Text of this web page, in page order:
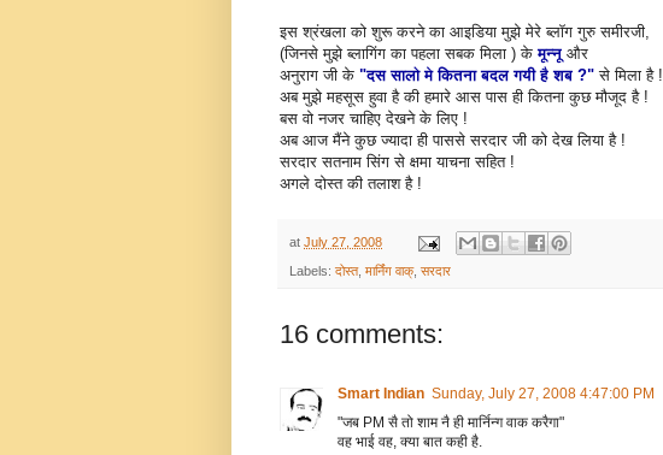
इस श्रंखला को शुरू करने का आइडिया मुझे मेरे ब्लॉग गुरु समीरजी,
(जिनसे मुझे ब्लागिंग का पहला सबक मिला ) केमून्नू और
अनुराग जी के "दस सालो मे कितना बदल गयी है शब ?" से मिला है !
अब मुझे महसूस हुवा है की हमारे आस पास ही कितना कुछ मौजूद है !
बस वो नजर चाहिए देखने के लिए !
अब आज मैंने कुछ ज्यादा ही पाससे सरदार जी को देख लिया है !
सरदार सतनाम सिंग से क्षमा याचना सहित !
अगले दोस्त की तलाश है !
at July 27, 2008
Labels: दोस्त, मार्निंग वाक्, सरदार
16 comments:
Smart Indian Sunday, July 27, 2008 4:47:00 PM
"जब PM सै तो शाम नै ही मार्निन्ग वाक करैगा"
वह भाई वह, क्या बात कही है.